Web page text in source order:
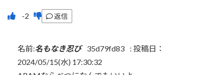
返信
名前:名もなき忍び 35d79fd83 : 投稿日：
2024/05/15(水) 17:30:32